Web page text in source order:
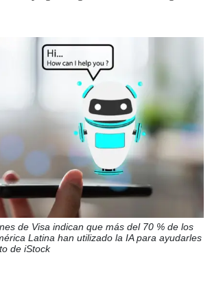
de Visa indican que más del 70 % de los
Latina han utilizado la IA para ayudarles
de iStock